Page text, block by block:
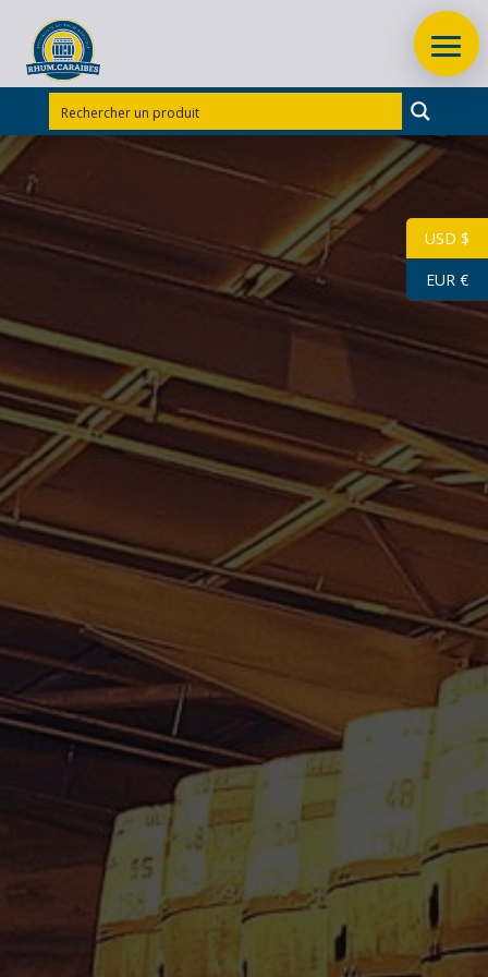
Accueil/Rhums d'exception
Martinique/RHUM VIEUX BALLY 70 cl 45° millésime
RHUM VIEUX BALLY 70 cl
45° millésime 1950
2,520.00€
Ref : MARTBALL1950 - 3600 € / Litre
USD $
EUR €